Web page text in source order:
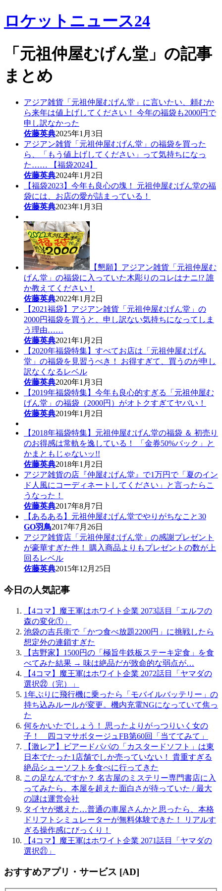
ロケットニュース24
「元祖仲屋むげん堂」の記事
まとめ
アジア雑貨「元祖仲屋むげん堂」に言いたい、頼むか
ら来年は値上げしてください！ 今年の福袋も2000円で
申し訳なかった
佐藤英典2025年1月3日
アジアン雑貨「元祖仲屋むげん堂」の福袋を買った
ら、「もう値上げしてください」って気持ちになっ
た…… 【福袋2024】
佐藤英典2024年1月2日
【福袋2023】今年も良心の塊！ 元祖仲屋むげん堂の福
袋には、お店の愛が詰まっている！
佐藤英典2023年1月3日
【懇願】アジアン雑貨「元祖仲屋む
げん堂」の福袋に入っていた木彫りのコレはナニ!? 誰
か教えてください！
佐藤英典2022年1月2日
【2021福袋】アジアン雑貨「元祖仲屋むげん堂」の
2000円福袋を買うと、申し訳ない気持ちになってしま
う理由……
佐藤英典2021年1月2日
【2020年福袋特集】すべてお店は「元祖仲屋むげん
堂」の福袋を見習うべき！ お得すぎて、買うのが申し
訳なくなるレベル
佐藤英典2020年1月3日
【2019年福袋特集】今年も良心的すぎる「元祖仲屋む
げん堂」の福袋（2000円）がオトクすぎてヤバい！
佐藤英典2019年1月2日
【2018年福袋特集】元祖仲屋むげん堂の福袋 ＆ 初売り
のお得感は常軌を逸している！ 「金券50%バック」と
かまともじゃないッ!!
佐藤英典2018年1月2日
アジア雑貨の店『仲屋むげん堂』で1万円で「夏のイン
ド人風にコーディネートしてください」と言ったらこ
うなった！
佐藤英典2017年8月7日
【あるある】元祖仲屋むげん堂でやりがちなこと30
GO羽鳥2017年7月26日
アジア雑貨店「元祖仲屋むげん堂」の感謝プレゼント
が豪華すぎた件！ 購入商品よりもプレゼントの数が上
回るレベル
佐藤英典2015年12月25日
今日の人気記事
【4コマ】魔王軍はホワイト企業 2073話目「エルフの
森の変化①」
池袋の吉兵衛で「かつ食べ放題2200円」に挑戦したら
想定外の連鎖すぎた
【吉野家】1500円の「極旨牛鉄板ステーキ定食」を食
べてみた結果 → 味は絶品だが致命的な弱点が…
【4コマ】魔王軍はホワイト企業 2072話目「ヤマダの
選択㉒（完）」
1年ぶりに飛行機に乗ったら「モバイルバッテリー」の
持ち込みルールが変更。機内充電NGになっていて焦っ
た
何をかいたでしょう！ 思ったよりがっつりいく女の
子！ 四コマサボタージュFB第60回「当ててみて」
【激レア】ビアードパパの「カスタードソフト」は東
日本でたった1店舗でしか売っていない！ 貴重すぎる
絶品シューソフトを食べに行ってきた
この足なんですか？ 名古屋のミステリー専門書店に入
ってみたら、本屋を超えた面白さが待っていた / 最大
の謎は運営会社
タイヤが燃えた…普通の車屋さんかと思ったら、本格
ドリフトシミュレーターが無料体験できた！ リアルす
ぎる操作感にびっくり！
【4コマ】魔王軍はホワイト企業 2071話目「ヤマダの
選択㉑」
おすすめアプリ・サービス [AD]